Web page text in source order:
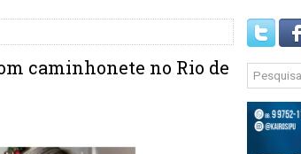
caminhonete no Rio de